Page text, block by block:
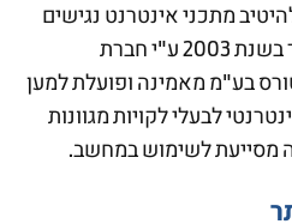
מתכני אינטרנט נגישים
יותר, כך על פי מחקר שנערך בשנת 2003 ע"י חברת
בע"מ מאמינה ופועלת למען
לבעלי לקויות מגוונות
מסייעת לשימוש במחשב.